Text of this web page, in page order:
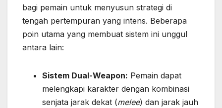
bagi pemain untuk menyusun strategi di
tengah pertempuran yang intens. Beberapa
poin utama yang membuat sistem ini unggul
antara lain:
Sistem Dual-Weapon: Pemain dapat
melengkapi karakter dengan kombinasi
senjata jarak dekat (melee) dan jarak jauh